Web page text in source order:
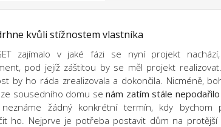
kvůli stížnostem vlastníka
zajímalo v jaké fázi se nyní projekt
pod jejíž záštitou by se měl projekt
by ho ráda zrealizovala a dokončila. Nicméně,
ze sousedního domu senám zatím stále
neznáme žádný konkrétní termín, kdy bychom
ho. Nejprve je potřeba postavit dům na